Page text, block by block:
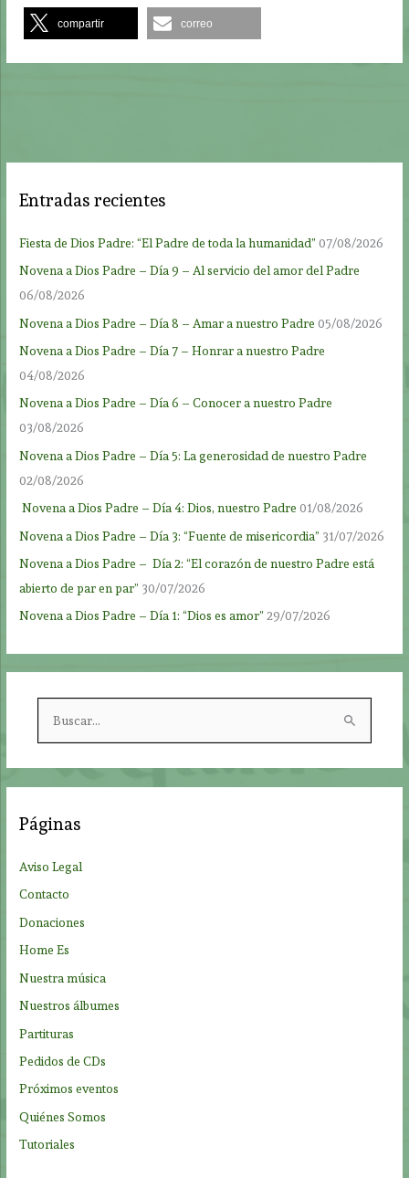
compartir correo
Entradas recientes
Fiesta de Dios Padre: “El Padre de toda la humanidad” 07/08/2026
Novena a Dios Padre – Día 9 – Al servicio del amor del Padre
06/08/2026
Novena a Dios Padre – Día 8 – Amar a nuestro Padre 05/08/2026
Novena a Dios Padre – Día 7 – Honrar a nuestro Padre
04/08/2026
Novena a Dios Padre – Día 6 – Conocer a nuestro Padre
03/08/2026
Novena a Dios Padre – Día 5: La generosidad de nuestro Padre
02/08/2026
Novena a Dios Padre – Día 4: Dios, nuestro Padre 01/08/2026
Novena a Dios Padre – Día 3: “Fuente de misericordia” 31/07/2026
Novena a Dios Padre – Día 2: “El corazón de nuestro Padre está
abierto de par en par” 30/07/2026
Novena a Dios Padre – Día 1: “Dios es amor” 29/07/2026
r
:
Páginas
Aviso Legal
Contacto
Donaciones
Home Es
Nuestra música
Nuestros álbumes
Partituras
Pedidos de CDs
Próximos eventos
Quiénes Somos
Tutoriales